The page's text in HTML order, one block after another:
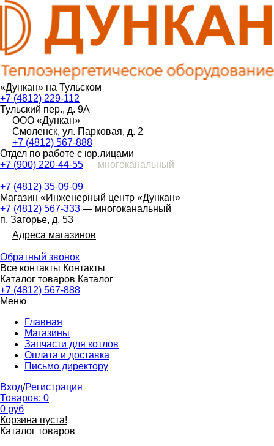
«Дункан» на Тульском
+7 (4812) 229-112
Тульский пер., д. 9А
ООО «Дункан»
Смоленск, ул. Парковая, д. 2
+7 (4812) 567-888
Отдел по работе с юр.лицами
+7 (900) 220-44-55 — многоканальный
+7 (4812) 35-09-09
Магазин «Инженерный центр «Дункан»
+7 (4812) 567-333 — многоканальный
п. Загорье, д. 53
Адреса магазинов
Обратный звонок
Все контакты Контакты
Каталог товаров Каталог
+7 (4812) 567-888
Меню
Главная
Магазины
Запчасти для котлов
Оплата и доставка
Письмо директору
Вход/Регистрация
Товаров: 0
0 руб
Корзина пуста!
Каталог товаров